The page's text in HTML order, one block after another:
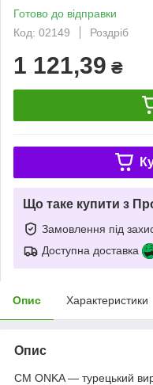
Готово до відправки
Код: 02149
Роздріб
1 121,39 ₴
Що таке купити з
Замовлення під
Доступна доставка
Опис Характеристики
Опис
CM ONKA — турецький